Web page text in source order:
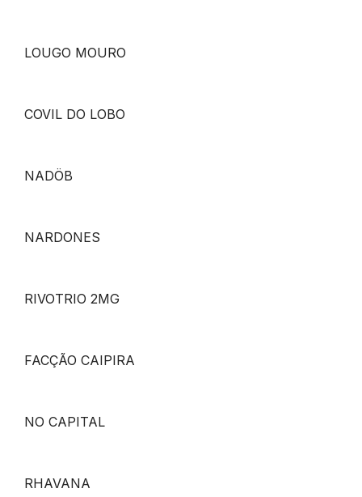
LOUGO MOURO
COVIL DO LOBO
NADÖB
NARDONES
RIVOTRIO 2MG
FACÇÃO CAIPIRA
NO CAPITAL
RHAVANA